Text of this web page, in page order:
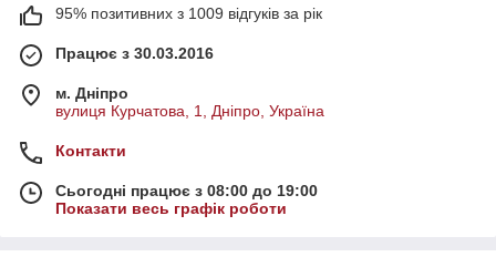
95% позитивних з 1009 відгуків за рік
Працює з 30.03.2016
м. Дніпро
вулиця Курчатова, 1, Дніпро, Україна
Контакти
Сьогодні працює з 08:00 до 19:00
Показати весь графік роботи